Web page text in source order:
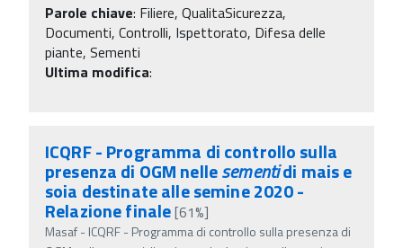
Parole chiave: Filiere, QualitaSicurezza,
Documenti, Controlli, Ispettorato, Difesa delle
piante, Sementi
Ultima modifica:
ICQRF - Programma di controllo sulla
presenza di OGM nellesementidi mais e
soia destinate alle semine 2020 -
Relazione finale[61%]
Masaf - ICQRF - Programma di controllo sulla presenza di